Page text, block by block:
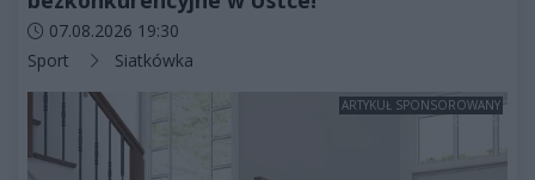
Data dodania artykułu:
07.08.2026 19:30
Kategorie artykułu:
Sport Siatkówka
ARTYKUŁ SPONSOROWANY